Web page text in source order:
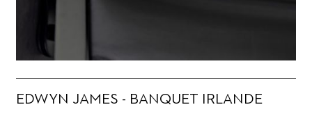
EDWYN JAMES - BANQUET IRLANDE